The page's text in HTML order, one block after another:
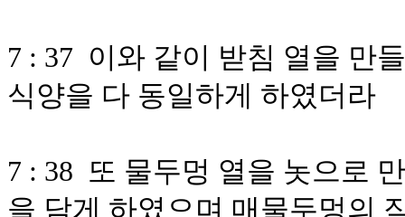
7 : 37 이와 같이 받침 열을 만
식양을 다 동일하게 하였더라
7 : 38 또 물두멍 열을 놋으로
을 담게 하였으며 매물두멍의